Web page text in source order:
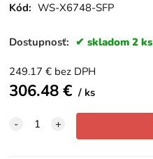
Kód: WS-X6748-SFP
Dostupnosť: skladom 2 ks
249.17 € bez DPH
306.48€ ks